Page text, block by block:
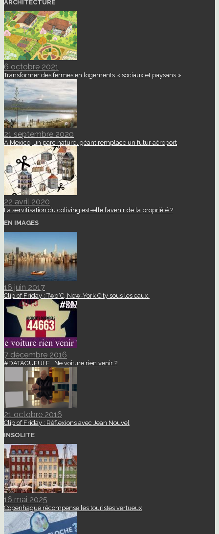
ARCHITECTURE
6 octobre 2021
Transformer des fermes en logements « sociaux et paysans »
21 septembre 2020
A Mexico, un parc naturel géant remplace un futur aéroport
22 avril 2020
La servitisation du coliving est-elle l’avenir de la propriété ?
EN IMAGES
16 juin 2017
Clip of Friday : Two°C, New-York City sous les eaux.
7 décembre 2016
#DATAGUEULE : Ne voiture rien venir ?
21 octobre 2016
Clip of Friday : Réflexions avec Jean Nouvel
INSOLITE
16 mai 2025
Copenhague récompense les touristes vertueux